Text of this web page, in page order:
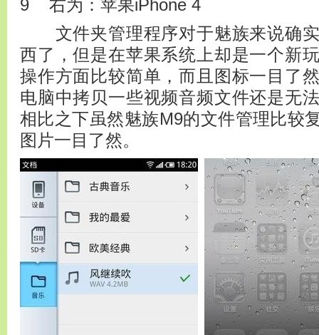
9 右为：苹果iPhone 4
文件夹管理程序对于魅族来说确实
西了，但是在苹果系统上却是一个新
操作方面比较简单，而且图标一目了
电脑中拷贝一些视频音频文件还是无
相比之下虽然魅族M9的文件管理比较
图片一目了然。